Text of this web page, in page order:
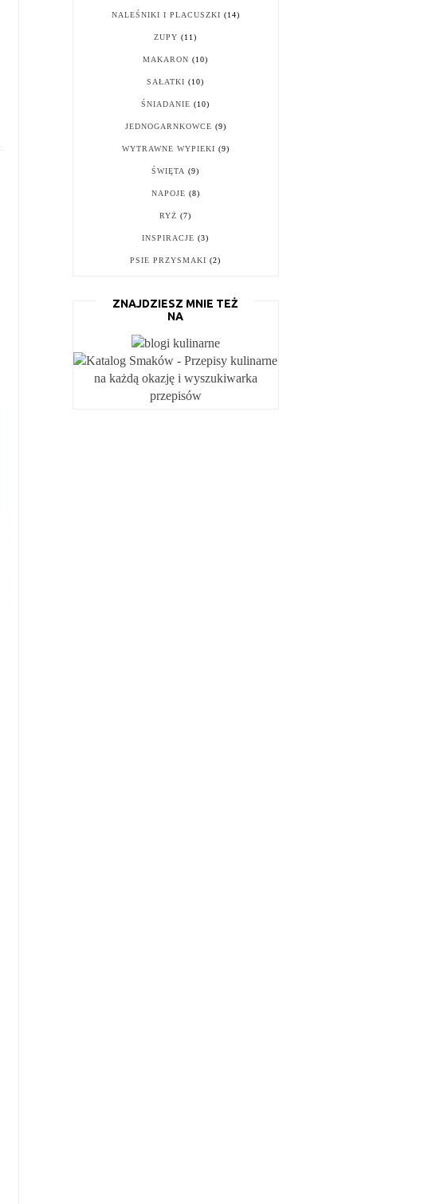
NALEŚNIKI I PLACUSZKI (14)
ZUPY (11)
MAKARON (10)
SAŁATKI (10)
ŚNIADANIE (10)
JEDNOGARNKOWCE (9)
WYTRAWNE WYPIEKI (9)
ŚWIĘTA (9)
NAPOJE (8)
RYŻ (7)
INSPIRACJE (3)
PSIE PRZYSMAKI (2)
ZNAJDZIESZ MNIE TEŻ
NA